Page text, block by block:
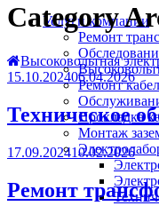
Услуги компании
Ремонт
Ремонт
Прокладка
Монтаж
Category
Высоковольтная
15.10.202406.04.2026
Техническое
17.09.202410.02.2026
Ремонт